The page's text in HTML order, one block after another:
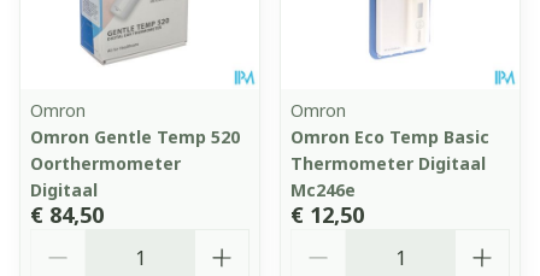
Omron
Omron Gentle Temp 520
Oorthermometer
Digitaal
€ 84,50
Omron
Omron Eco Temp Basic
Thermometer Digitaal
Mc246e
€ 12,50